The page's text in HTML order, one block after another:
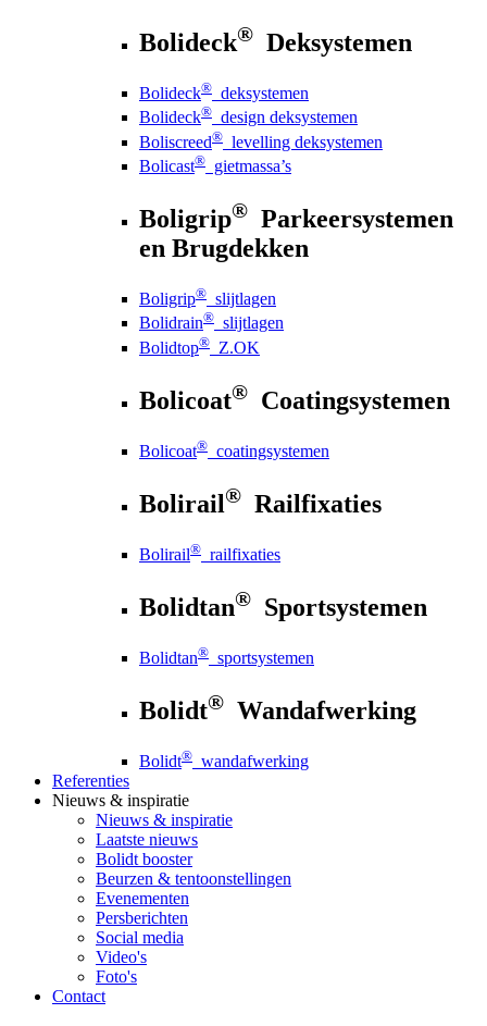
Bolideck® Deksystemen
Bolideck® deksystemen
Bolideck® design deksystemen
Boliscreed® levelling deksystemen
Bolicast® gietmassa’s
Boligrip® Parkeersystemen
en Brugdekken
Boligrip® slijtlagen
Bolidrain® slijtlagen
Bolidtop® Z.OK
Bolicoat® Coatingsystemen
Bolicoat® coatingsystemen
Bolirail® Railfixaties
Bolirail® railfixaties
Bolidtan® Sportsystemen
Bolidtan® sportsystemen
Bolidt® Wandafwerking
Bolidt® wandafwerking
Referenties
Nieuws & inspiratie
Nieuws & inspiratie
Laatste nieuws
Bolidt booster
Beurzen & tentoonstellingen
Evenementen
Persberichten
Social media
Video's
Foto's
Contact